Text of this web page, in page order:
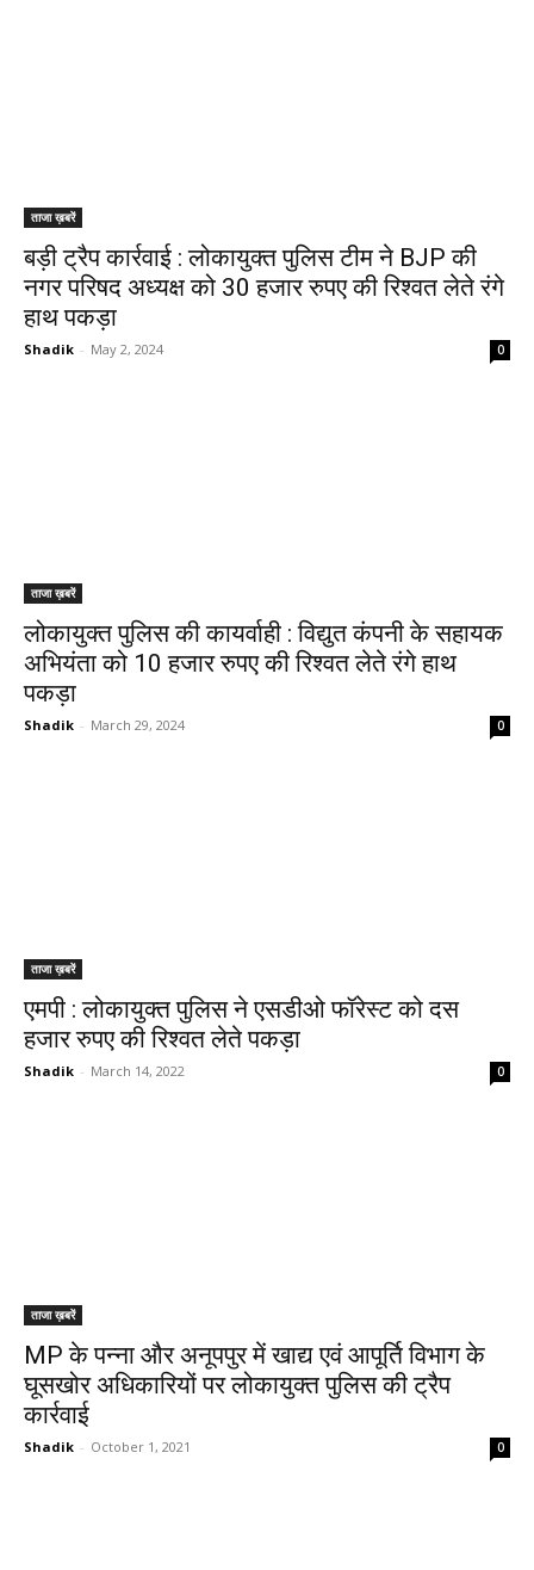
ताजा ख़बरें
बड़ी ट्रैप कार्रवाई : लोकायुक्त पुलिस टीम ने BJP की
नगर परिषद अध्यक्ष को 30 हजार रुपए की रिश्वत लेते रंगे
हाथ पकड़ा
Shadik - May 2, 2024 0
ताजा ख़बरें
लोकायुक्त पुलिस की कायर्वाही : विद्युत कंपनी के सहायक
अभियंता को 10 हजार रुपए की रिश्वत लेते रंगे हाथ
पकड़ा
Shadik - March 29, 2024 0
ताजा ख़बरें
एमपी : लोकायुक्त पुलिस ने एसडीओ फॉरेस्ट को दस
हजार रुपए की रिश्वत लेते पकड़ा
Shadik - March 14, 2022 0
ताजा ख़बरें
MP के पन्ना और अनूपपुर में खाद्य एवं आपूर्ति विभाग के
घूसखोर अधिकारियों पर लोकायुक्त पुलिस की ट्रैप
कार्रवाई
Shadik - October 1, 2021 0